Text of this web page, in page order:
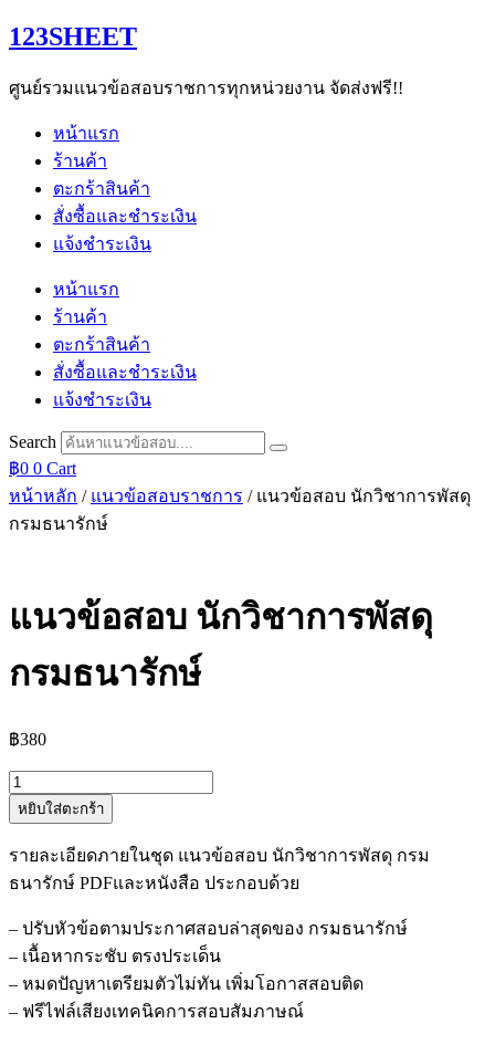
Skip
to
123SHEET
ศูนย์รวมแนวข้อสอบราชการทุกหน่วยงาน จัดส่งฟรี!!
หน้าแรก
ร้านค้า
ตะกร้าสินค้า
สั่งซื้อและชำระเงิน
แจ้งชำระเงิน
หน้าแรก
ร้านค้า
ตะกร้าสินค้า
สั่งซื้อและชำระเงิน
แจ้งชำระเงิน
Search
฿0 0 Cart
หน้าหลัก / แนวข้อสอบราชการ / แนวข้อสอบ นักวิชาการพัสดุ
กรมธนารักษ์
แนวข้อสอบ นักวิชาการพัสดุ
กรมธนารักษ์
฿380
จำนวน
แนว
นัก
วิชาการ
พัสดุ
กรม
ธนารักษ์
ชิ้น
หยิบใส่ตะกร้า
รายละเอียดภายในชุด แนวข้อสอบ นักวิชาการพัสดุ กรม
ธนารักษ์ PDFและหนังสือ ประกอบด้วย
– ปรับหัวข้อตามประกาศสอบล่าสุดของ กรมธนารักษ์
– เนื้อหากระชับ ตรงประเด็น
– หมดปัญหาเตรียมตัวไม่ทัน เพิ่มโอกาสสอบติด
– ฟรีไฟล์เสียงเทคนิคการสอบสัมภาษณ์